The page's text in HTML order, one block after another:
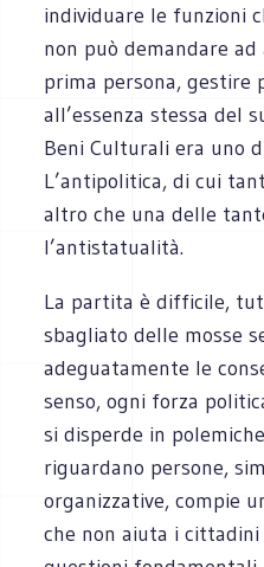
individuare le funzioni
non può demandare
prima persona, gestire
all’essenza stessa del
Beni Culturali era uno
L’antipolitica, di cui
altro che una delle
l’antistatualità.
La partita è difficile,
sbagliato delle mosse
adeguatamente le
senso, ogni forza
si disperde in
riguardano persone,
organizzative, compie
che non aiuta i